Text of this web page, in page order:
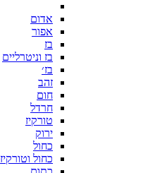
אדום
אפור
בז
בז וניטרליים
בז׳
זהב
חום
חרדל
טורקיז
ירוק
כחול
כחול וטורקיז